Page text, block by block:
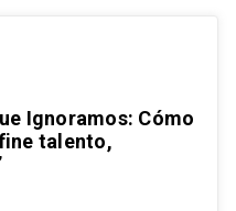
Ignoramos: Cómo
talento,